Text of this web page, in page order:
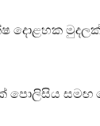
මුදලක්,
පොලිසිය සමඟ